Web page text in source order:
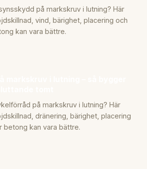
på markskruv i lutning? Här
vind, bärighet, placering och
kan vara bättre.
på markskruv i lutning? Här
dränering, bärighet, placering
betong kan vara bättre.